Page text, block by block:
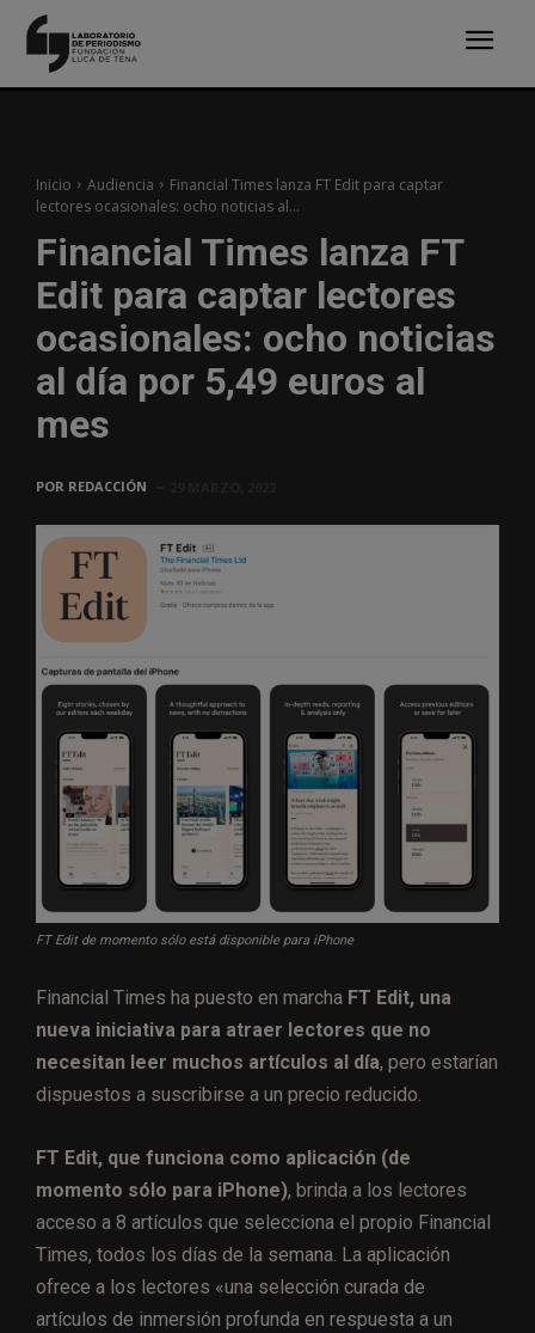
Inicio Audiencia
Financial Times lanza FT Edit para captar
lectores ocasionales: ocho noticias al...
Financial Times lanza FT
Edit para captar lectores
ocasionales: ocho noticias
al día por 5,49 euros al
mes
POR REDACCIÓN
FT Edit de momento sólo está disponible para iPhone
Financial Times ha puesto en marcha FT Edit, una
nueva iniciativa para atraer lectores que no
necesitan leer muchos artículos al día, pero estarían
dispuestos a suscribirse a un precio reducido.
FT Edit, que funciona como aplicación (de
momento sólo para iPhone), brinda a los lectores
acceso a 8 artículos que selecciona el propio Financial
Times, todos los días de la semana. La aplicación
ofrece a los lectores «una selección curada de
artículos de inmersión profunda en respuesta a un